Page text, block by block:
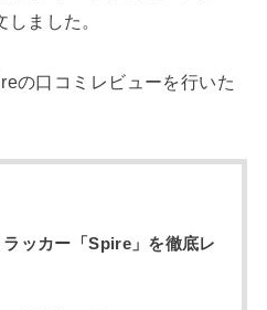
ました。
の口コミレビューを行いた
ッカー「Spire」を徹底レ